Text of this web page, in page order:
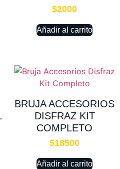
$2000
Añadir al carrito
BRUJA ACCESORIOS
DISFRAZ KIT
COMPLETO
$18500
Añadir al carrito